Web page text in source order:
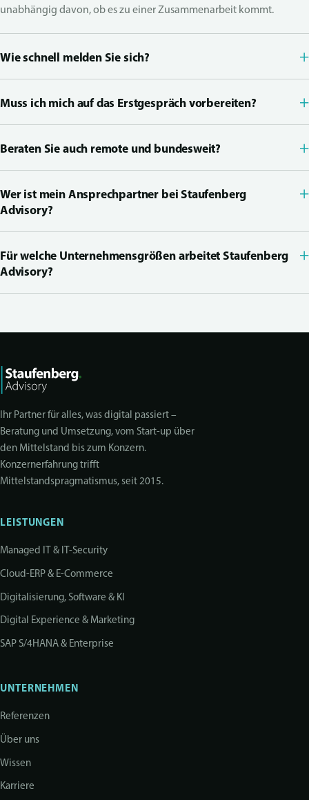
unabhängig davon, ob es zu einer Zusammenarbeit kommt.
Wie schnell melden Sie sich? +
Muss ich mich auf das Erstgespräch vorbereiten? +
Beraten Sie auch remote und bundesweit? +
Wer ist mein Ansprechpartner bei Staufenberg
Advisory?
+
Für welche Unternehmensgrößen arbeitet Staufenberg
Advisory?
+
Ihr Partner für alles, was digital passiert –
Beratung und Umsetzung, vom Start-up über
den Mittelstand bis zum Konzern.
Konzernerfahrung trifft
Mittelstandspragmatismus, seit 2015.
LEISTUNGEN
Managed IT & IT-Security
Cloud-ERP & E-Commerce
Digitalisierung, Software & KI
Digital Experience & Marketing
SAP S/4HANA & Enterprise
UNTERNEHMEN
Referenzen
Über uns
Wissen
Karriere